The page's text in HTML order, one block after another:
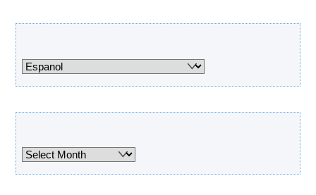
Categories
Archives